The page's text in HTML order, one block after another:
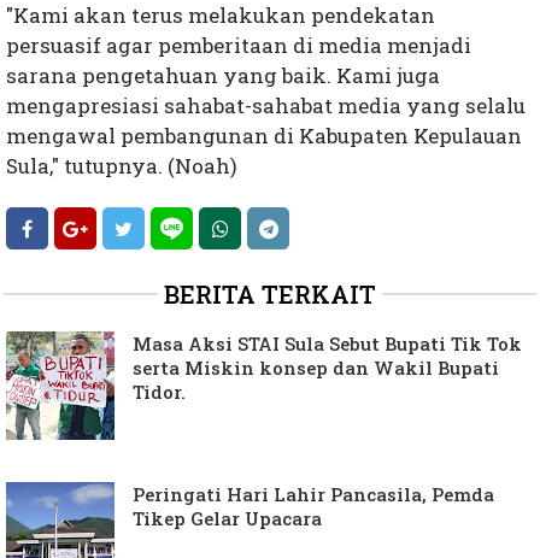
"Kami akan terus melakukan pendekatan
persuasif agar pemberitaan di media menjadi
sarana pengetahuan yang baik. Kami juga
mengapresiasi sahabat-sahabat media yang selalu
mengawal pembangunan di Kabupaten Kepulauan
Sula," tutupnya. (Noah)
BERITA TERKAIT
Masa Aksi STAI Sula Sebut Bupati Tik Tok
serta Miskin konsep dan Wakil Bupati
Tidor.
Peringati Hari Lahir Pancasila, Pemda
Tikep Gelar Upacara